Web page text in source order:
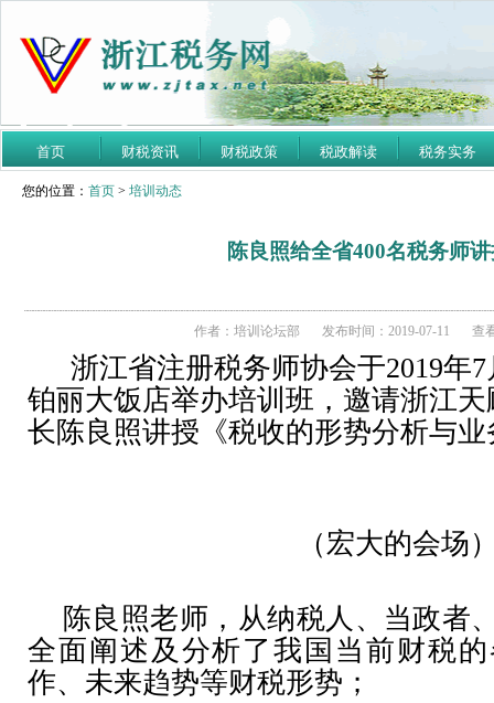
首页 财税资讯 财税政策 税政解读 税务实务
您的位置： 首页 > 培训动态
陈良照给全省400名税务师
作者：培训论坛部 发布时间：2019-07-11 查
浙江省注册税务师协会于2019年7
铂丽大饭店举办培训班，邀请浙江
长陈良照讲授《税收的形势分析与
（宏大的会场
陈良照老师，从纳税人、当政者
全面阐述及分析了我国当前财税
作、未来趋势等财税形势；